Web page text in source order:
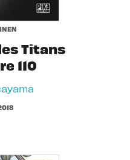
Titans
110